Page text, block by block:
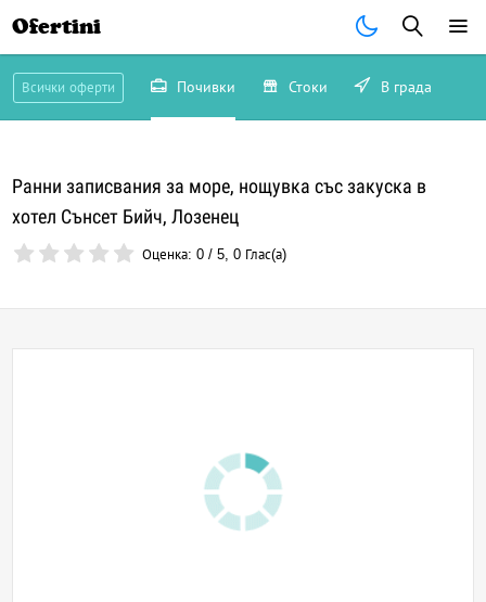
Ofertini
Всички оферти Почивки Стоки В града
Ранни записвания за море, нощувка със закуска в
хотел Сънсет Бийч, Лозенец
Оценка:0 /5,0 Глас(а)